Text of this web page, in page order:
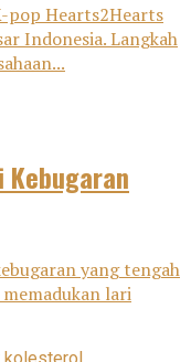
pop Hearts2Hearts
Indonesia. Langkah
yang tengah
lari